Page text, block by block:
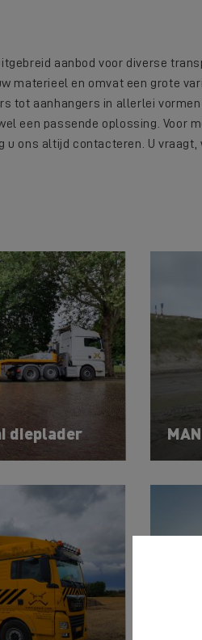
aanbod voor diverse
materieel en omvat een grote
tot aanhangers in allerlei
een passende oplossing. Voor
u ons altijd contacteren. U vraagt,
dieplader